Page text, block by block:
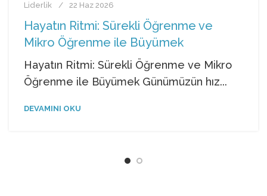
Liderlik 22 Haz 2026
Hayatın Ritmi: Sürekli Öğrenme ve
Mikro Öğrenme ile Büyümek
Hayatın Ritmi: Sürekli Öğrenme ve Mikro
Öğrenme ile Büyümek Günümüzün hız...
DEVAMINI OKU